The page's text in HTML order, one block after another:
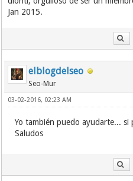
Jan 2015.
elblogdelseo
Seo-Mur
03-02-2016, 02:23 AM
Yo también puedo ayudarte...
Saludos